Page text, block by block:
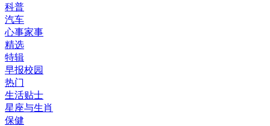
科普
汽车
心事家事
精选
特辑
早报校园
热门
生活贴士
星座与生肖
保健